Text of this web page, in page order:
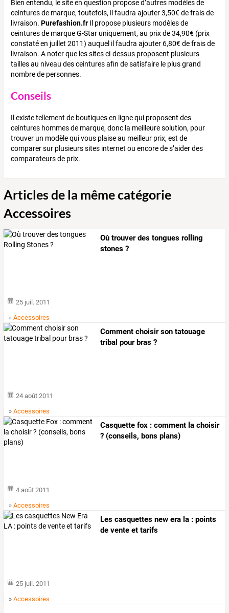
Bien entendu, le site en question propose d’autres modèles de
ceintures de marque, toutefois, il faudra ajouter 3,50€ de frais de
livraison. Purefashion.fr Il propose plusieurs modèles de
ceintures de marque G-Star uniquement, au prix de 34,90€ (prix
constaté en juillet 2011) auquel il faudra ajouter 6,80€ de frais de
livraison. A noter que les sites ci-dessus proposent plusieurs
tailles au niveau des ceintures afin de satisfaire le plus grand
nombre de personnes.
Conseils
Il existe tellement de boutiques en ligne qui proposent des
ceintures hommes de marque, donc la meilleure solution, pour
trouver un modèle qui vous plaise au meilleur prix, est de
comparer sur plusieurs sites internet ou encore de s’aider des
comparateurs de prix.
Articles de la même catégorie
Accessoires
Où trouver des tongues rolling
stones ?
25 juil. 2011
»Accessoires
Comment choisir son tatouage
tribal pour bras ?
24 août 2011
»Accessoires
Casquette fox : comment la choisir
? (conseils, bons plans)
4 août 2011
»Accessoires
Les casquettes new era la : points
de vente et tarifs
25 juil. 2011
»Accessoires